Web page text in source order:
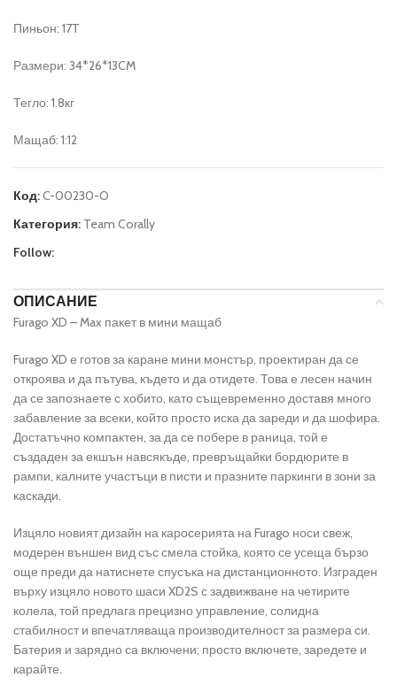
Пиньон: 17Т
Размери: 34*26*13CM
Тегло: 1.8кг
Мащаб: 1:12
Код:C-00230-O
Категория: Team Corally
Follow:
ОПИСАНИЕ
Furago XD – Max пакет в мини мащаб
Furago XD е готов за каране мини монстър, проектиран да се
откроява и да пътува, където и да отидете. Това е лесен начин
да се запознаете с хобито, като същевременно доставя много
забавление за всеки, който просто иска да зареди и да шофира.
Достатъчно компактен, за да се побере в раница, той е
създаден за екшън навсякъде, превръщайки бордюрите в
рампи, калните участъци в писти и празните паркинги в зони за
каскади.
Изцяло новият дизайн на каросерията на Furago носи свеж,
модерен външен вид със смела стойка, която се усеща бързо
още преди да натиснете спусъка на дистанционното. Изграден
върху изцяло новото шаси XD2S с задвижване на четирите
колела, той предлага прецизно управление, солидна
стабилност и впечатляваща производителност за размера си.
Батерия и зарядно са включени; просто включете, заредете и
карайте.